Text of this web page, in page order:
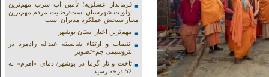
فرماندار عسلویه؛ تأمین آب شرب مهم‌ترین
اولویت شهرستان است/رضایت مردم مهم‌ترین
معیار سنجش عملکرد مدیران است
مهم‌ترین اخبار استان بوشهر
انتصاب و ارتقاء شایسته عبداله رادمرد در
پتروشیمی جم+تصویر
تاخت و تاز گرما در بوشهر/ دمای «اهرم» به
52 درجه رسید